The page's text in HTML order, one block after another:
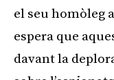
el seu homòleg
espera que
davant la